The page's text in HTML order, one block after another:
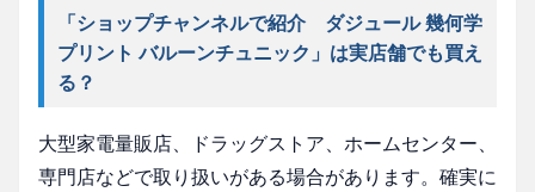
「ショップチャンネルで紹介 ダジュール 幾何学
プリント バルーンチュニック」は実店舗でも買え
る？
大型家電量販店、ドラッグストア、ホームセンター、
専門店などで取り扱いがある場合があります。確実に